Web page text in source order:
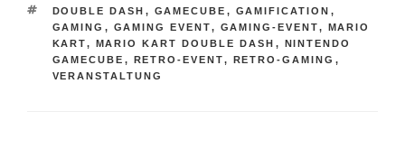
SCHLAGWÖRTER
DOUBLE DASH , GAMECUBE , GAMIFICATION ,
GAMING , GAMING EVENT, GAMING-EVENT, MARIO
KART, MARIO KART DOUBLE DASH , NINTENDO
GAMECUBE , RETRO-EVENT, RETRO-GAMING ,
VERANSTALTUNG